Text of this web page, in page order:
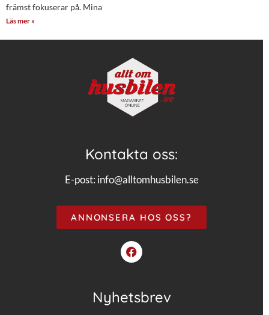
främst fokuserar på. Mina
Läs mer »
Kontakta oss:
E-post: info@alltomhusbilen.se
ANNONSERA HOS OSS?
Nyhetsbrev